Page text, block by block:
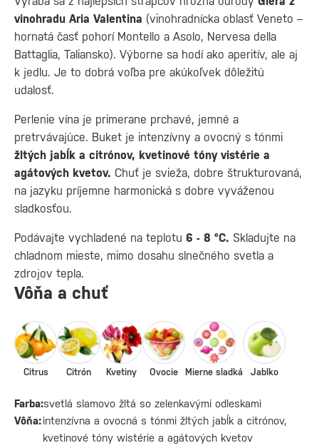
vinohradu Aria Valentina (vinohradnícka oblasť Veneto –
hornatá časť pohorí Montello a Asolo, Nervesa della
Battaglia, Taliansko). Výborne sa hodí ako aperitív, ale aj
k jedlu. Je to dobrá voľba pre akúkoľvek dôležitú
udalosť.
Perlenie vína je primerane prchavé, jemné a
pretrvávajúce. Buket je intenzívny a ovocný s tónmi
žltých jabĺk a citrónov, kvetinové tóny vistérie a
agátových kvetov. Chuť je svieža, dobre štrukturovaná,
na jazyku príjemne harmonická s dobre vyváženou
sladkosťou.
Podávajte vychladené na teplotu 6 - 8 °C. Skladujte na
chladnom mieste, mimo dosahu slnečného svetla a
zdrojov tepla.
Vôňa a chuť
Farba:svetlá slamovo žltá so zelenkavými odleskami
Vôňa:intenzívna a ovocná s tónmi žltých jabĺk a citrónov,
kvetinové tóny wistérie a agátových kvetov
Citrus Citrón Kvetiny Ovocie Mierne sladká Jablko